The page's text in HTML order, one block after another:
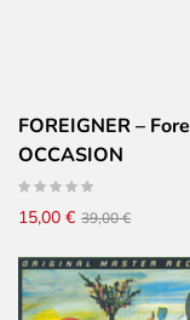
FOREIGNER –
OCCASION
39,00€Le
initial
était :
15,00 €
Le
actuel
est :